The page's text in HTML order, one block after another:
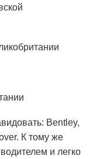
Bentley,
К тому же
и легко